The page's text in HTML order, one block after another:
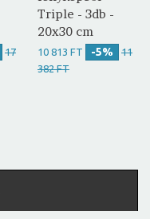
17
Triple - 3db -
20x30 cm
10 813 FT -5%
11
382 FT